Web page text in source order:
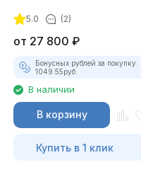
5.0 (2)
от 27 800 ₽
Бонусных рублей за покупку:
1049.55руб.
В наличии
В корзину
Купить в 1 клик